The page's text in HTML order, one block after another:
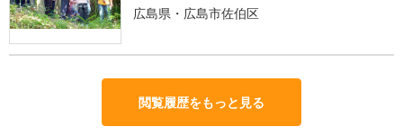
広島県・広島市佐伯区
閲覧履歴をもっと見る